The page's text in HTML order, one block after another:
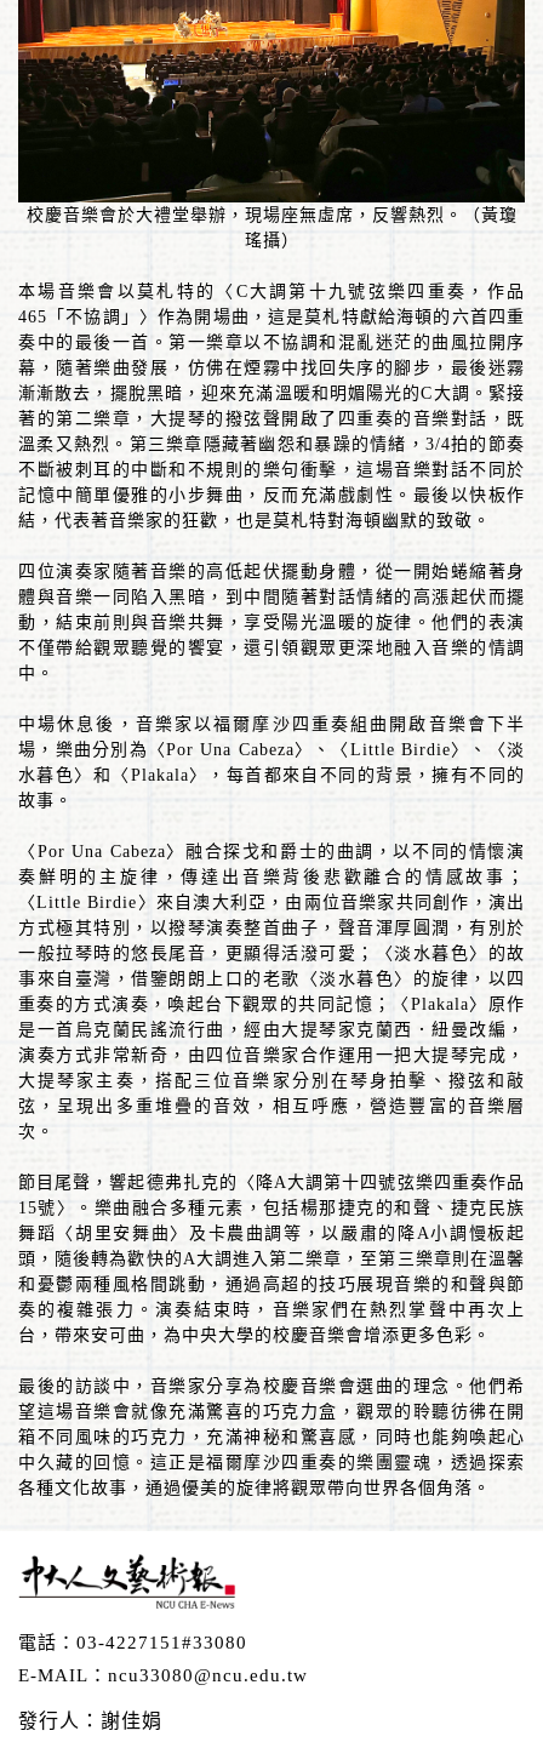
校慶音樂會於大禮堂舉辦，現場座無虛席，反響熱烈。（黃瓊
瑤攝）
本場音樂會以莫札特的〈 C大調第十九號弦樂四重奏，作品
465 「不協調」〉作為開場曲，這是莫札特獻給海頓的六首四重
奏中的最後一首。第一樂章以不協調和混亂迷茫的曲風拉開序
幕，隨著樂曲發展，仿佛在煙霧中找回失序的腳步，最後迷霧
漸漸散去，擺脫黑暗，迎來充滿溫暖和明媚陽光的C大調。緊接
著的第二樂章，大提琴的撥弦聲開啟了四重奏的音樂對話，既
溫柔又熱烈。第三樂章隱藏著幽怨和暴躁的情緒， 3/4拍的節奏
不斷被刺耳的中斷和不規則的樂句衝擊，這場音樂對話不同於
記憶中簡單優雅的小步舞曲，反而充滿戲劇性。最後以快板作
結，代表著音樂家的狂歡，也是莫札特對海頓幽默的致敬。
四位演奏家隨著音樂的高低起伏擺動身體，從一開始蜷縮著身
體與音樂一同陷入黑暗，到中間隨著對話情緒的高漲起伏而擺
動，結束前則與音樂共舞，享受陽光溫暖的旋律。他們的表演
不僅帶給觀眾聽覺的饗宴，還引領觀眾更深地融入音樂的情調
中。
中場休息後，音樂家以福爾摩沙四重奏組曲開啟音樂會下半
場，樂曲分別為〈Por Una Cabeza〉、〈 Little Birdie〉、〈淡
水暮色〉和〈 Plakala〉，每首都來自不同的背景，擁有不同的
故事。
〈 Por Una Cabeza〉融合探戈和爵士的曲調，以不同的情懷演
奏鮮明的主旋律，傳達出音樂背後悲歡離合的情感故事；
〈Little Birdie 〉來自澳大利亞，由兩位音樂家共同創作，演出
方式極其特別，以撥琴演奏整首曲子，聲音渾厚圓潤，有別於
一般拉琴時的悠長尾音，更顯得活潑可愛；〈淡水暮色〉的故
事來自臺灣，借鑒朗朗上口的老歌〈淡水暮色〉的旋律，以四
重奏的方式演奏，喚起台下觀眾的共同記憶；〈 Plakala〉原作
是一首烏克蘭民謠流行曲，經由大提琴家克蘭西．紐曼改編，
演奏方式非常新奇，由四位音樂家合作運用一把大提琴完成，
大提琴家主奏，搭配三位音樂家分別在琴身拍擊、撥弦和敲
弦，呈現出多重堆疊的音效，相互呼應，營造豐富的音樂層
次。
節目尾聲，響起德弗扎克的〈降A大調第十四號弦樂四重奏作品
15號〉。樂曲融合多種元素，包括楊那捷克的和聲、捷克民族
舞蹈〈胡里安舞曲〉及卡農曲調等，以嚴肅的降 A小調慢板起
頭，隨後轉為歡快的 A大調進入第二樂章，至第三樂章則在溫馨
和憂鬱兩種風格間跳動，通過高超的技巧展現音樂的和聲與節
奏的複雜張力。演奏結束時，音樂家們在熱烈掌聲中再次上
台，帶來安可曲，為中央大學的校慶音樂會增添更多色彩。
最後的訪談中，音樂家分享為校慶音樂會選曲的理念。他們希
望這場音樂會就像充滿驚喜的巧克力盒，觀眾的聆聽彷彿在開
箱不同風味的巧克力，充滿神秘和驚喜感，同時也能夠喚起心
中久藏的回憶。這正是福爾摩沙四重奏的樂團靈魂，透過探索
各種文化故事，通過優美的旋律將觀眾帶向世界各個角落。
電話： 03-4227151#33080
E-MAIL： ncu33080@ncu.edu.tw
發行人：謝佳娟